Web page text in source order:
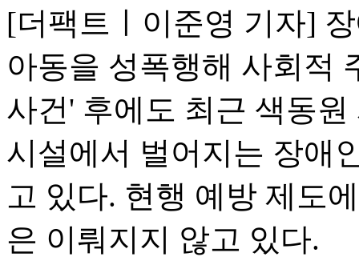
[더팩트ㅣ이준영 기자]
아동을 성폭행해 사회적
사건' 후에도 최근 색동
시설에서 벌어지는 장애
고 있다. 현행 예방 제도
은 이뤄지지 않고 있다.